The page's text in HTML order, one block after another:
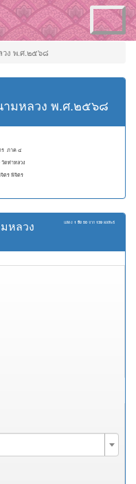
Toggle
navigation
วง พ.ศ.๒๕๖๘
ามหลวง พ.ศ.๒๕๖๘
ร ภาค ๔
ดท่าหลวง
ตร พิจิตร
แสดง 1 ถึง 50 จาก 139 ผลลัพธ์
หลวง